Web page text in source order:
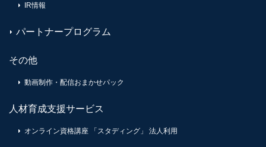
IR情報
パートナープログラム
その他
動画制作・配信おまかせパック
人材育成支援サービス
オンライン資格講座 「スタディング」 法人利用